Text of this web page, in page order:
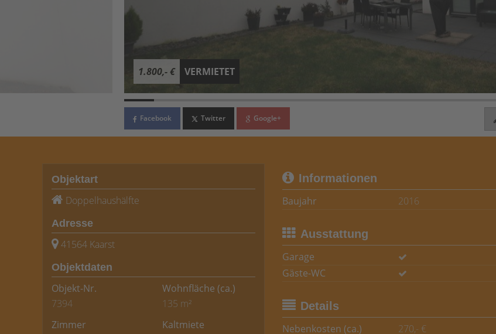
1.800,- € VERMIETET
Facebook Twitter Google+
Objektart
Doppelhaushälfte
Adresse
41564 Kaarst
Objektdaten
Objekt-Nr.
7394
Wohnfläche (ca.)
135 m²
Zimmer
Kaltmiete
Informationen
Baujahr
2016
Ausstattung
Garage
Gäste-WC
Details
Nebenkosten (ca.)
270,- €